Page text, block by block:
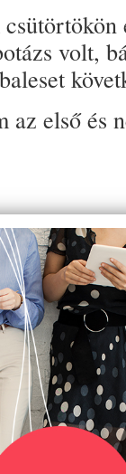
volt,
az első és